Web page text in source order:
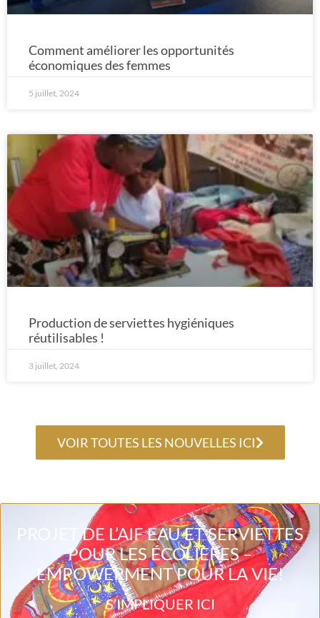
Comment améliorer les opportunités
économiques des femmes
5 juillet, 2024
Production de serviettes hygiéniques
réutilisables !
3 juillet, 2024
VOIR TOUTES LES NOUVELLES ICI
PROJET DE L’AIF EAU ET SERVIETTES
POUR LES ÉCOLIÈRES –
EMPOWERMENT POUR LA VIE!
S’IMPLIQUER ICI